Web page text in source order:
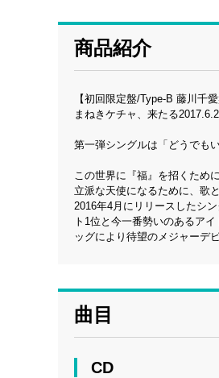
商品紹介
【初回限定盤/Type-B 藤川千愛
まねきケチャ、来たる
第一弾シングルは「どうでも
この世界に『福』を招くため
立派な天使になるために、歌
2016年4月にリリースしたシ
ト1位と今一番勢いのあるア
ッグにより待望のメジャーデ
曲目
CD